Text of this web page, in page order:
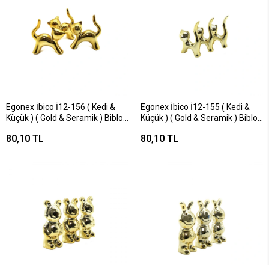
Egonex İbico İ12-156 ( Kedi &
Küçük ) ( Gold & Seramik ) Biblo
80,10 TL
Egonex İbico İ12-155 ( Kedi &
Küçük ) ( Gold & Seramik ) Biblo
80,10 TL